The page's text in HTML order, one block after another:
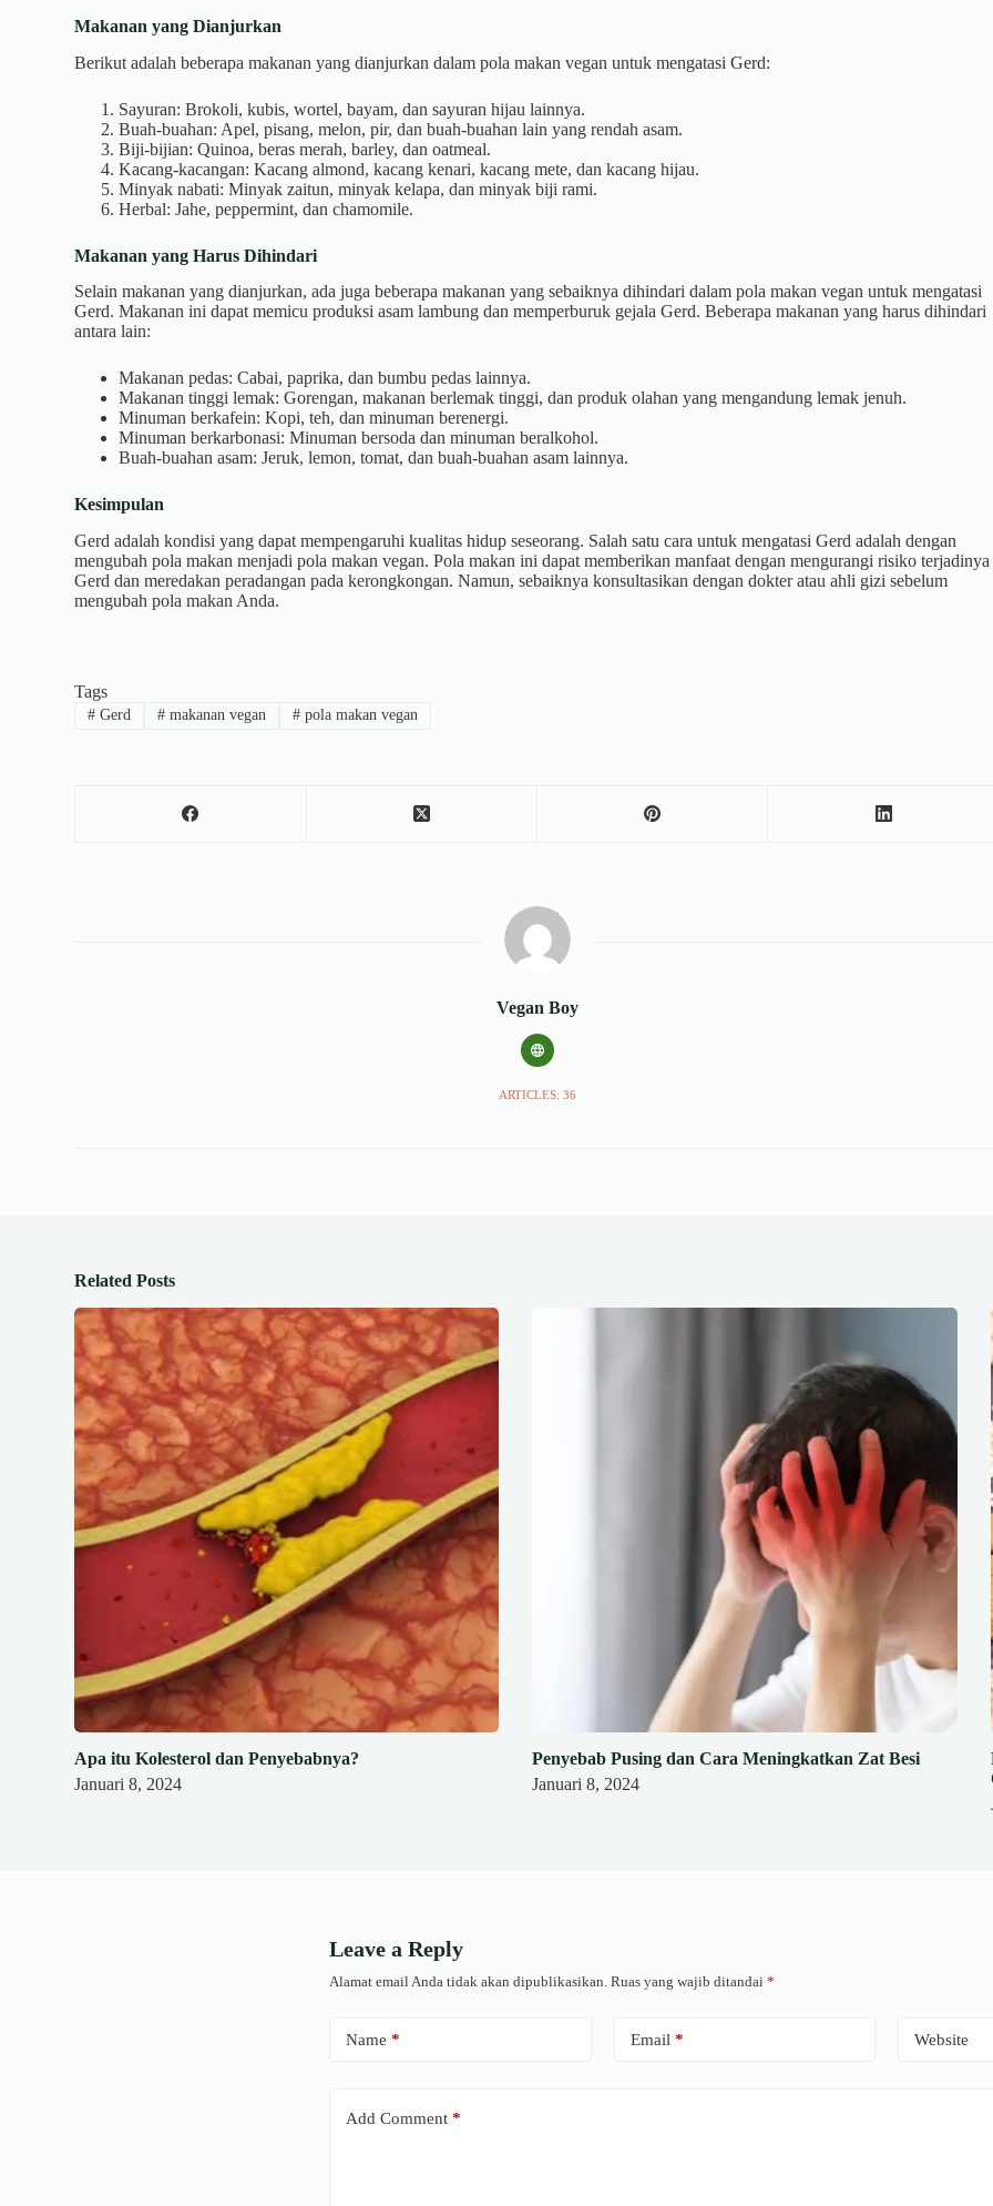
Makanan yang Dianjurkan
Berikut adalah beberapa makanan yang dianjurkan dalam pola makan vegan untuk mengatasi Gerd:
Sayuran: Brokoli, kubis, wortel, bayam, dan sayuran hijau lainnya.
Buah-buahan: Apel, pisang, melon, pir, dan buah-buahan lain yang rendah asam.
Biji-bijian: Quinoa, beras merah, barley, dan oatmeal.
Kacang-kacangan: Kacang almond, kacang kenari, kacang mete, dan kacang hijau.
Minyak nabati: Minyak zaitun, minyak kelapa, dan minyak biji rami.
Herbal: Jahe, peppermint, dan chamomile.
Makanan yang Harus Dihindari
Selain makanan yang dianjurkan, ada juga beberapa makanan yang sebaiknya dihindari dalam pola makan vegan untuk mengatasi
Gerd. Makanan ini dapat memicu produksi asam lambung dan memperburuk gejala Gerd. Beberapa makanan yang harus dihindari
antara lain:
Makanan pedas: Cabai, paprika, dan bumbu pedas lainnya.
Makanan tinggi lemak: Gorengan, makanan berlemak tinggi, dan produk olahan yang mengandung lemak jenuh.
Minuman berkafein: Kopi, teh, dan minuman berenergi.
Minuman berkarbonasi: Minuman bersoda dan minuman beralkohol.
Buah-buahan asam: Jeruk, lemon, tomat, dan buah-buahan asam lainnya.
Kesimpulan
Gerd adalah kondisi yang dapat mempengaruhi kualitas hidup seseorang. Salah satu cara untuk mengatasi Gerd adalah dengan
mengubah pola makan menjadi pola makan vegan. Pola makan ini dapat memberikan manfaat dengan mengurangi risiko terjadinya
Gerd dan meredakan peradangan pada kerongkongan. Namun, sebaiknya konsultasikan dengan dokter atau ahli gizi sebelum
mengubah pola makan Anda.
Tags
# Gerd #makanan vegan #pola makan vegan
Vegan Boy
ARTICLES: 36
Related Posts
Apa itu Kolesterol dan Penyebabnya?
Januari 8, 2024
Penyebab Pusing dan Cara Meningkatkan Zat Besi
Januari 8, 2024
Leave a Reply
Alamat email Anda tidak akan dipublikasikan. Ruas yang wajib ditandai *
Name * Email * Website
Add Comment *